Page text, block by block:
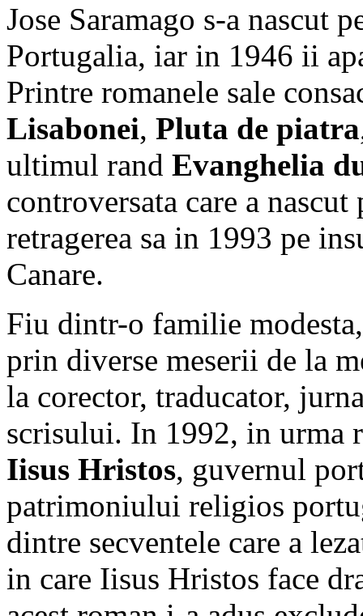
Jose Saramago s-a nascut
Portugalia, iar in 1946 ii
Printre romanele sale
Lisabonei, Pluta de piatra
ultimul rand Evanghelia
controversata care a
retragerea sa in 1993 pe
Canare.
Fiu dintr-o familie
prin diverse meserii de la
la corector, traducator,
scrisului. In 1992, in urma
Iisus Hristos, guvernul
patrimoniului religios
dintre secventele care a
in care Iisus Hristos face